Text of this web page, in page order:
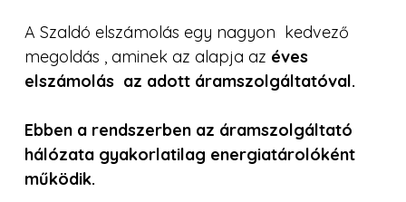
A Szaldó elszámolás egy nagyon kedvező
megoldás , aminek az alapja az éves
elszámolás az adott áramszolgáltatóval.
Ebben a rendszerben az áramszolgáltató
hálózata gyakorlatilag energiatárolóként
működik.